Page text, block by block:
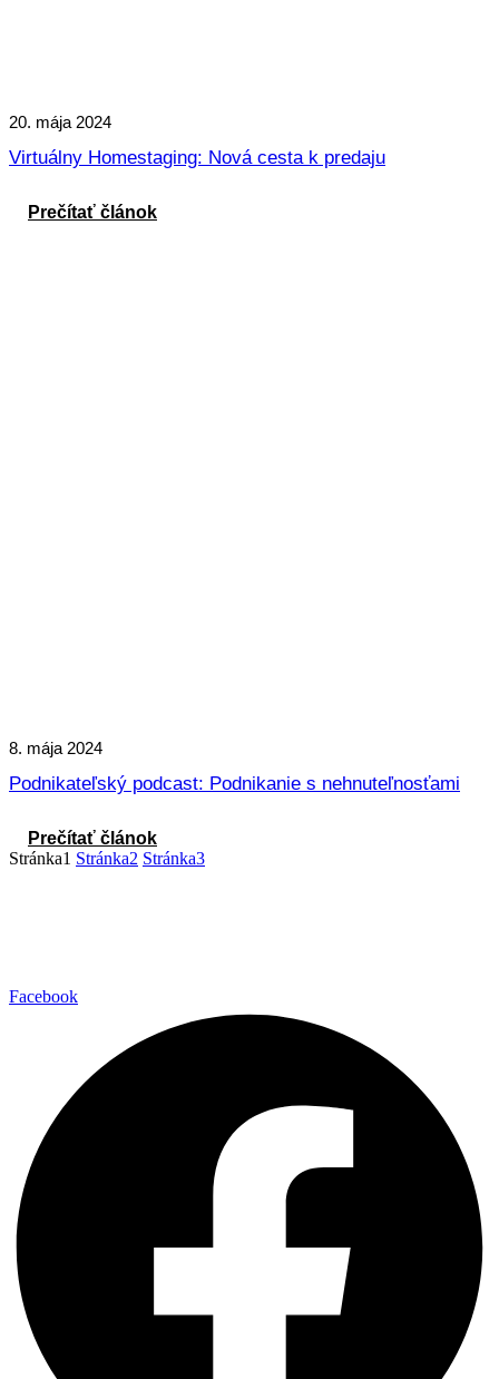
20. mája 2024
Virtuálny Homestaging: Nová cesta k predaju
Prečítať článok
8. mája 2024
Podnikateľský podcast: Podnikanie s nehnuteľnosťami
Prečítať článok
Stránka1 Stránka2 Stránka3
Facebook